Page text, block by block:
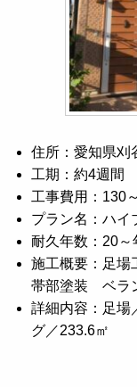
住所：愛知県刈
工期：約4週間
工事費用：130
プラン名：ハイ
耐久年数：20
施工概要：足
帯部塗装 ベラ
詳細内容：足
グ／233.6㎡